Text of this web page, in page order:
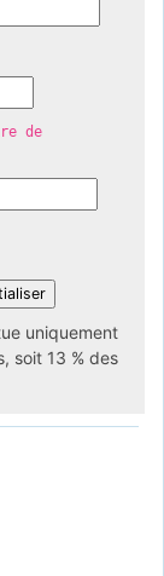
de
uniquement
soit 13 % des